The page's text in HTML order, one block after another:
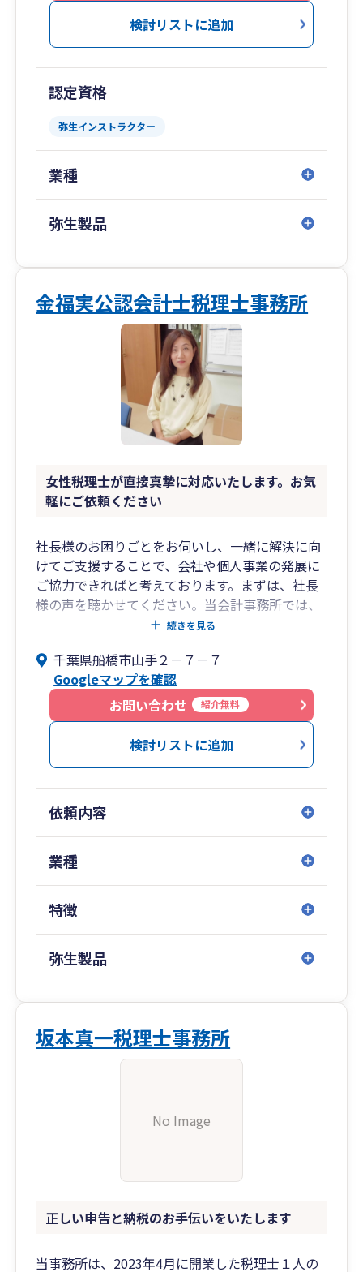
検討リストに追加
認定資格
弥生インストラクター
業種
弥生製品
金福実公認会計士税理士事務所
女性税理士が直接真摯に対応いたします。お気
軽にご依頼ください
社長様のお困りごとをお伺いし、一緒に解決に向
けてご支援することで、会社や個人事業の発展に
ご協力できればと考えております。まずは、社長
様の声を聴かせてください。当会計事務所では、
その声に寄り添った柔軟な対応をいたします。
続きを見る
千葉県船橋市山手２－７－７
Googleマップを確認
お問い合わせ
紹介無料
検討リストに追加
依頼内容
業種
特徴
弥生製品
坂本真一税理士事務所
No Image
正しい申告と納税のお手伝いをいたします
当事務所は、2023年4月に開業した税理士１人の